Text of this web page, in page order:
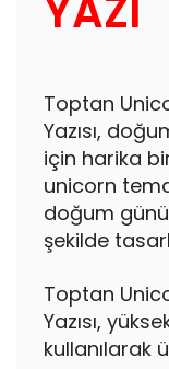
Toptan
Yazısı,
için harika
unicorn
doğum
şekilde
Toptan
Yazısı,
kullanılarak